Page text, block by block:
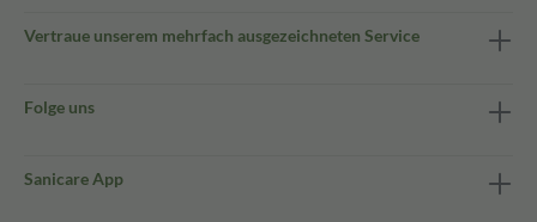
Vertraue unserem mehrfach ausgezeichneten Service
Folge uns
Sanicare App